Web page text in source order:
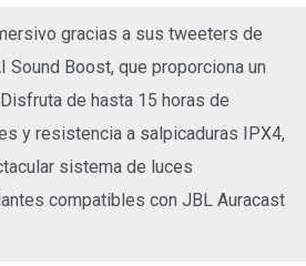
gracias a sus tweeters de
Boost, que proporciona un
de hasta 15 horas de
y resistencia a salpicaduras IPX4,
sistema de luces
compatibles con JBL Auracast